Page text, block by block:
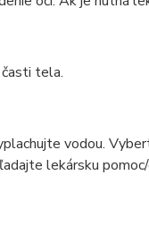
tela.
vodou.
lekársku